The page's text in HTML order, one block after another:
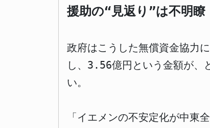
援助の“見返り”は不明
政府はこうした無償資金協力
し、3.56億円という金額が、
い。
「イエメンの不安定化が中東